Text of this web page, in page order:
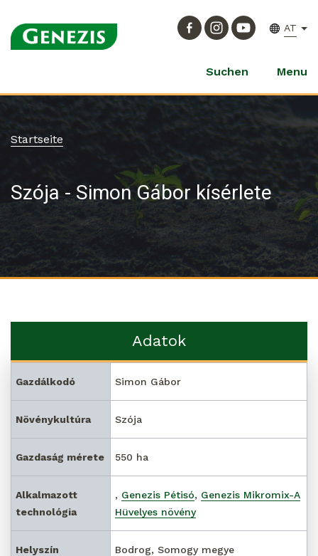
AT
Suchen Menu
Startseite
Szója - Simon Gábor kísérlete
Adatok
Gazdálkodó Simon Gábor
Növénykultúra Szója
Gazdaság mérete 550 ha
Alkalmazott
technológia
, Genezis Pétisó, Genezis Mikromix-A
Hüvelyes növény
Helyszín Bodrog, Somogy megye